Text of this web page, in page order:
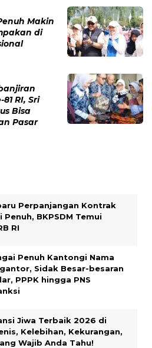
Makin
di
RI, Sri
Bisa
Pasar
Perpanjangan Kontrak
Penuh, BKPSDM Temui
RI
Penuh Kantongi Nama
Sidak Besar-besaran
PPPK hingga PNS
Jiwa Terbaik 2026 di
Kelebihan, Kekurangan,
Wajib Anda Tahu!